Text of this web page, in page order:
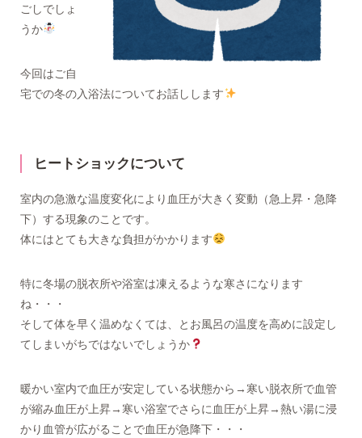
ごしでしょ
うか
今回はご自
宅での冬の入浴法についてお話しします
ヒートショックについて
室内の急激な温度変化により血圧が大きく変動（急上昇・急降
下）する現象のことです。
体にはとても大きな負担がかかります
特に冬場の脱衣所や浴室は凍えるような寒さになります
ね・・・
そして体を早く温めなくては、とお風呂の温度を高めに設定し
てしまいがちではないでしょうか
暖かい室内で血圧が安定している状態から→寒い脱衣所で血管
が縮み血圧が上昇→寒い浴室でさらに血圧が上昇→熱い湯に浸
かり血管が広がることで血圧が急降下・・・